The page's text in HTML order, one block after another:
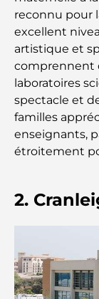
complets
liste
L'école
complet
Les
guide
Les
voyage
balade
reconnu pour
excellent
artistique et
comprennent
laboratoires
spectacle et
familles
enseignants,
étroitement
2.